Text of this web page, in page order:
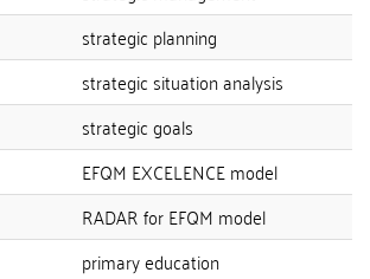
strategic planning
strategic situation analysis
strategic goals
EFQM EXCELENCE model
RADAR for EFQM model
primary education